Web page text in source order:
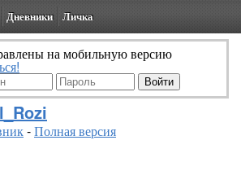
Дневники Личка
на мобильную версию
-Полная версия